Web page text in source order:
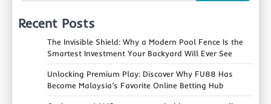
Recent Posts
The Invisible Shield: Why a Modern Pool Fence Is the
Smartest Investment Your Backyard Will Ever See
Unlocking Premium Play: Discover Why FU88 Has
Become Malaysia’s Favorite Online Betting Hub